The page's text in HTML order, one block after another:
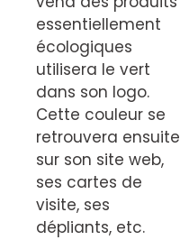
essentiellement
écologiques
utilisera le vert
dans son logo.
Cette couleur se
retrouvera ensuite
sur son site web,
ses cartes de
visite, ses
dépliants, etc.